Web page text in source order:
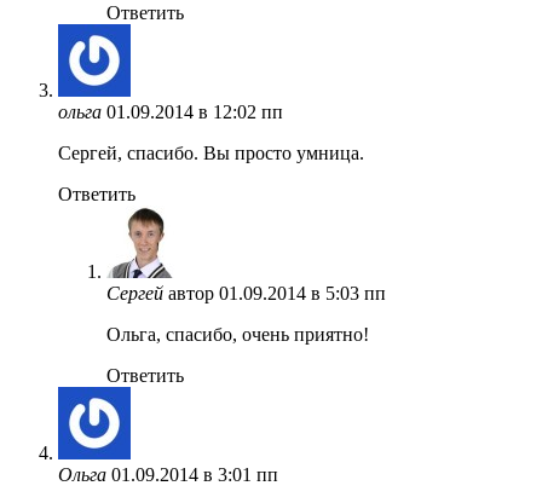
Ответить
ольга 01.09.2014 в 12:02 пп
Сергей, спасибо. Вы просто умница.
Ответить
Сергей автор 01.09.2014 в 5:03 пп
Ольга, спасибо, очень приятно!
Ответить
Ольга 01.09.2014 в 3:01 пп